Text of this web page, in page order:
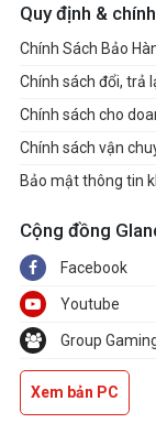
Quy định &
Chính Sách Bảo
Chính sách đổi, trả
Chính sách cho
Chính sách vận
Bảo mật thông tin
Cộng đồng
Facebook
Youtube
Group
Xem bản PC